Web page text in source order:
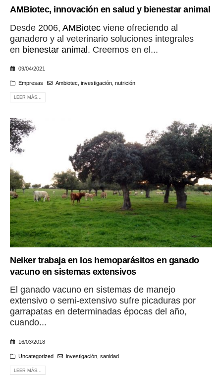
AMBiotec, innovación en salud y bienestar animal
Desde 2006, AMBiotec viene ofreciendo al
ganadero y al veterinario soluciones integrales
en bienestar animal . Creemos en el...
09/04/2021
Empresas Ambiotec investigación, nutrición
LEER MÁS...
Neiker trabaja en los hemoparásitos en ganado
vacuno en sistemas extensivos
El ganado vacuno en sistemas de manejo
extensivo o semi-extensivo sufre picaduras por
garrapatas en determinadas épocas del año,
cuando...
16/03/2018
Uncategorized investigación, sanidad
LEER MÁS...